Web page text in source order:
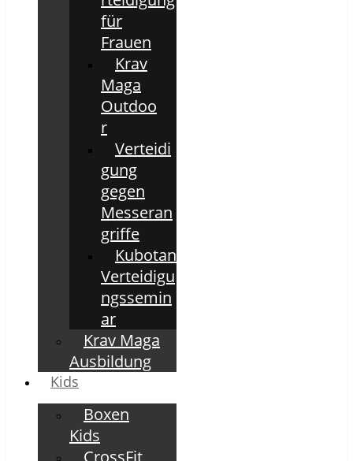
für
Frauen
Krav
Maga
Outdoo
r
Verteidi
gung
gegen
Messeran
griffe
Kubotan
Verteidigu
ngssemin
ar
Krav Maga
Ausbildung
Kids
Boxen
Kids
CrossFit